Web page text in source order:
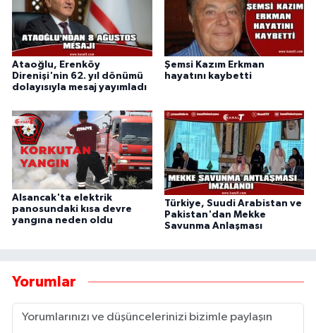
Ataoğlu, Erenköy
Direnişi'nin 62. yıl dönümü
dolayısıyla mesaj yayımladı
Şemsi Kazım Erkman
hayatını kaybetti
Alsancak'ta elektrik
panosundaki kısa devre
yangına neden oldu
Türkiye, Suudi Arabistan ve
Pakistan'dan Mekke
Savunma Anlaşması
Yorumlar